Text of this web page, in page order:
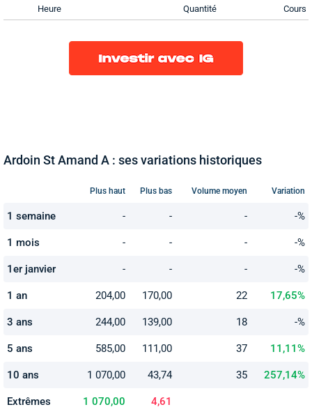
Heure Quantité Cours
Ardoin St Amand A : ses variations historiques
Plus haut Plus bas Volume moyen Variation
1 semaine - - - -%
1 mois - - - -%
1er janvier - - - -%
1 an 204,00 170,00 22 17,65%
3 ans 244,00 139,00 18 -%
5 ans 585,00 111,00 37 11,11%
10 ans 1 070,00 43,74 35 257,14%
Extrêmes 1 070,00 4,61